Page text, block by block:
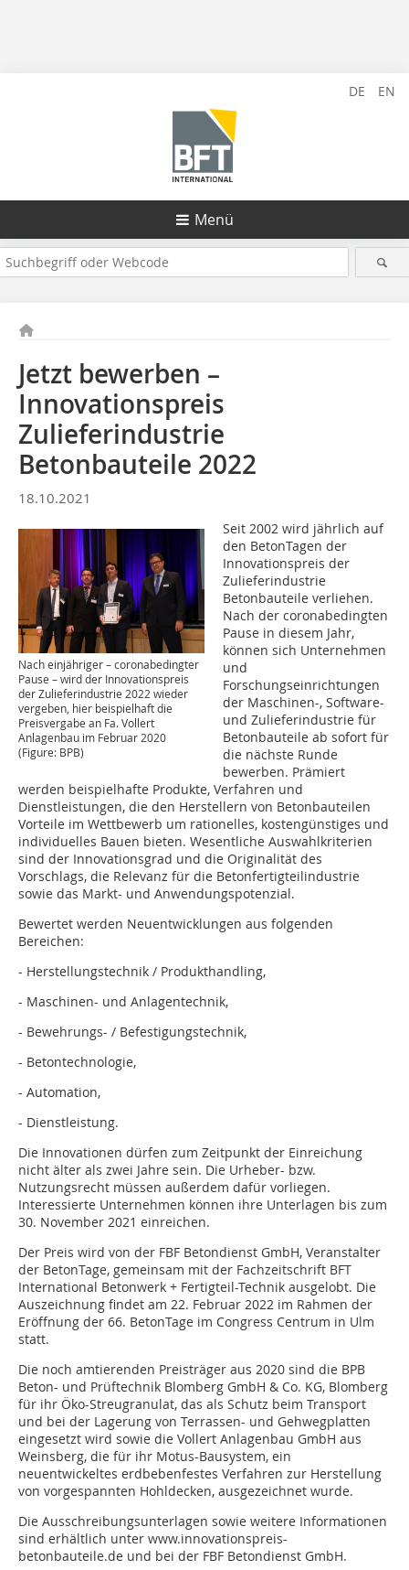
DE EN
Menü
Jetzt bewerben –
Innovationspreis
Zulieferindustrie
Betonbauteile 2022
18.10.2021
Nach einjähriger – coronabedingter
Pause – wird der Innovationspreis
der Zulieferindustrie 2022 wieder
vergeben, hier beispielhaft die
Preisvergabe an Fa. Vollert
Anlagenbau im Februar 2020
(Figure: BPB)
Seit 2002 wird jährlich auf
den BetonTagen der
Innovationspreis der
Zulieferindustrie
Betonbauteile verliehen.
Nach der coronabedingten
Pause in diesem Jahr,
können sich Unternehmen
und
Forschungseinrichtungen
der Maschinen-, Software-
und Zulieferindustrie für
Betonbauteile ab sofort für
die nächste Runde
bewerben. Prämiert
werden beispielhafte Produkte, Verfahren und
Dienstleistungen, die den Herstellern von Betonbauteilen
Vorteile im Wettbewerb um rationelles, kostengünstiges und
individuelles Bauen bieten. Wesentliche Auswahlkriterien
sind der Innovationsgrad und die Originalität des
Vorschlags, die Relevanz für die Betonfertigteilindustrie
sowie das Markt- und Anwendungspotenzial.
Bewertet werden Neuentwicklungen aus folgenden
Bereichen:
- Herstellungstechnik / Produkthandling,
- Maschinen- und Anlagentechnik,
- Bewehrungs- / Befestigungstechnik,
- Betontechnologie,
- Automation,
- Dienstleistung.
Die Innovationen dürfen zum Zeitpunkt der Einreichung
nicht älter als zwei Jahre sein. Die Urheber- bzw.
Nutzungsrecht müssen außerdem dafür vorliegen.
Interessierte Unternehmen können ihre Unterlagen bis zum
30. November 2021 einreichen.
Der Preis wird von der FBF Betondienst GmbH, Veranstalter
der BetonTage, gemeinsam mit der Fachzeitschrift BFT
International Betonwerk + Fertigteil-Technik ausgelobt. Die
Auszeichnung findet am 22. Februar 2022 im Rahmen der
Eröffnung der 66. BetonTage im Congress Centrum in Ulm
statt.
Die noch amtierenden Preisträger aus 2020 sind die BPB
Beton- und Prüftechnik Blomberg GmbH & Co. KG, Blomberg
für ihr Öko-Streugranulat, das als Schutz beim Transport
und bei der Lagerung von Terrassen- und Gehwegplatten
eingesetzt wird sowie die Vollert Anlagenbau GmbH aus
Weinsberg, die für ihr Motus-Bausystem, ein
neuentwickeltes erdbebenfestes Verfahren zur Herstellung
von vorgespannten Hohldecken, ausgezeichnet wurde.
Die Ausschreibungsunterlagen sowie weitere Informationen
sind erhältlich unter www.innovationspreis-
betonbauteile.de und bei der FBF Betondienst GmbH.